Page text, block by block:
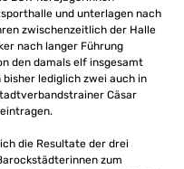
und unterlagen nach
zwischenzeitlich der Halle
nach langer Führung
den damals elf insgesamt
lediglich zwei auch in
Cäsar
die Resultate der drei
zum